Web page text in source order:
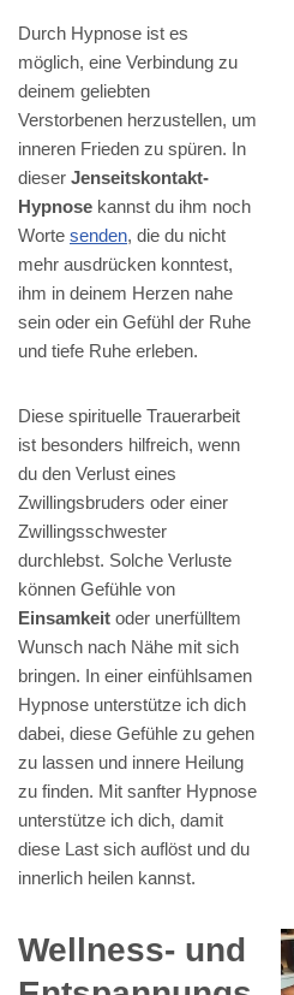
Durch Hypnose ist es
möglich, eine Verbindung zu
deinem geliebten
Verstorbenen herzustellen, um
inneren Frieden zu spüren. In
dieser Jenseitskontakt-
Hypnose kannst du ihm noch
Worte senden, die du nicht
mehr ausdrücken konntest,
ihm in deinem Herzen nahe
sein oder ein Gefühl der Ruhe
und tiefe Ruhe erleben.
Diese spirituelle Trauerarbeit
ist besonders hilfreich, wenn
du den Verlust eines
Zwillingsbruders oder einer
Zwillingsschwester
durchlebst. Solche Verluste
können Gefühle von
Einsamkeit oder unerfülltem
Wunsch nach Nähe mit sich
bringen. In einer einfühlsamen
Hypnose unterstütze ich dich
dabei, diese Gefühle zu gehen
zu lassen und innere Heilung
zu finden. Mit sanfter Hypnose
unterstütze ich dich, damit
diese Last sich auflöst und du
innerlich heilen kannst.
Wellness- und